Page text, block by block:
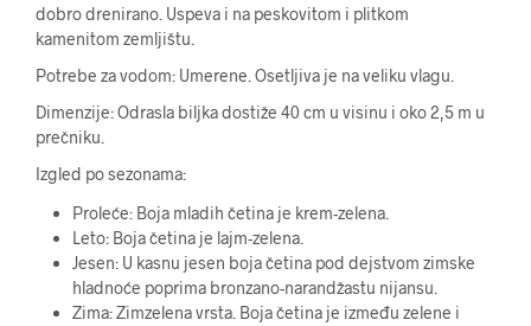
dobro drenirano. Uspeva i na peskovitom i plitkom
kamenitom zemljištu
Potrebe za vodom: Umerene. Osetljiva je na veliku vlagu.
Dimenzije: Odrasla biljka dostiže 40 cm u visinu i oko 2,5 m u
prečniku.
Izgled po sezonama:
Proleće: Boja mladih četina je krem-zelena.
Leto: Boja četina je lajm-zelena.
Jesen: U kasnu jesen boja četina pod dejstvom zimske
hladnoće poprima bronzano-narandžastu nijansu.
Zima: Zimzelena vrsta. Boja četina je između zelene i